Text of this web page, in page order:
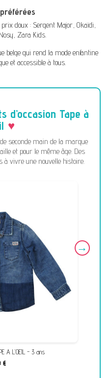
doux : Sergent Major, Okaïdi,
, Zara Kids.
belge qui rend la mode enfantine
et accessible à tous.
d’occasion Tape à
seconde main de la marque
et pour le même âge. Des
à vivre une nouvelle histoire.
A L'OEIL - 3 ans
€